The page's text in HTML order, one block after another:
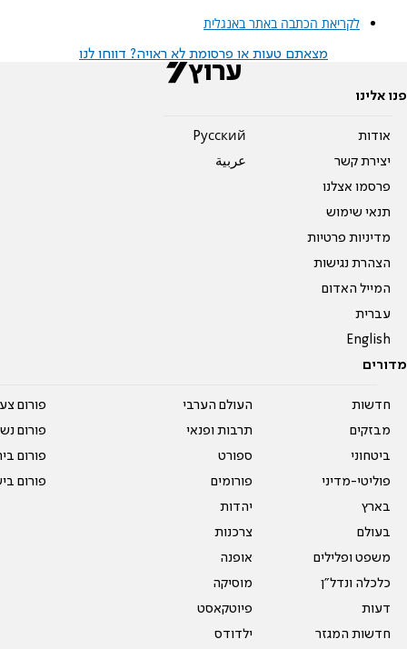
לקריאת הכתבה באתר באנגלית
מצאתם טעות או פרסומת לא ראויה? דווחו לנו
פנו אלינו
אודות
יצירת קשר
פרסמו אצלנו
תנאי שימוש
מדיניות פרטיות
הצהרת נגישות
המייל האדום
עברית
English
Pусский
عربية
מדורים
חדשות
מבזקים
ביטחוני
פוליטי-מדיני
בארץ
בעולם
משפט ופלילים
כלכלה ונדל"ן
דעות
חדשות המגזר
העולם הערבי
תרבות ופנאי
ספורט
פורומים
יהדות
צרכנות
אופנה
מוסיקה
פיוטקאסט
ילדודס
פורום
פורום
פורום
פורום